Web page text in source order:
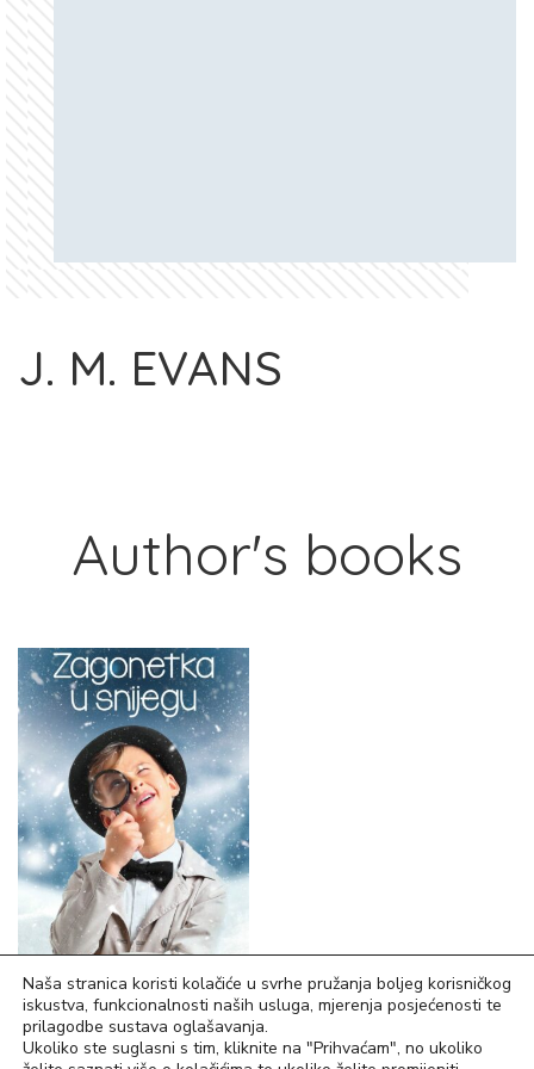
J. M. EVANS
Author's books
Zagonetka u snijegu
7,96€
Naša stranica koristi kolačiće u svrhe pružanja boljeg korisničkog
iskustva, funkcionalnosti naših usluga, mjerenja posjećenosti te
prilagodbe sustava oglašavanja.
Ukoliko ste suglasni s tim, kliknite na "Prihvaćam", no ukoliko